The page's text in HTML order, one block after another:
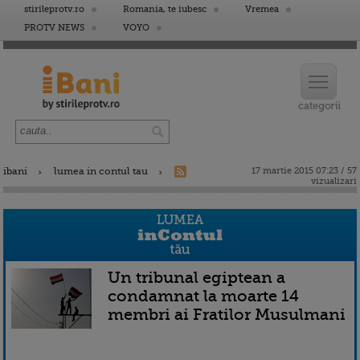
stirileprotv.ro Romania, te iubesc
Vremea
PROTV NEWS
VOYO
ibani lumea in contul tau
17 martie 2015 07:23 / 57
vizualizari
Un tribunal egiptean a
condamnat la moarte 14
membri ai Fratilor Musulmani